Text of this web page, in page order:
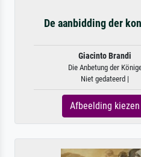
De aanbidding der
Giacinto Brandi
Die Anbetung der
Niet gedateerd |
Afbeelding kiezen